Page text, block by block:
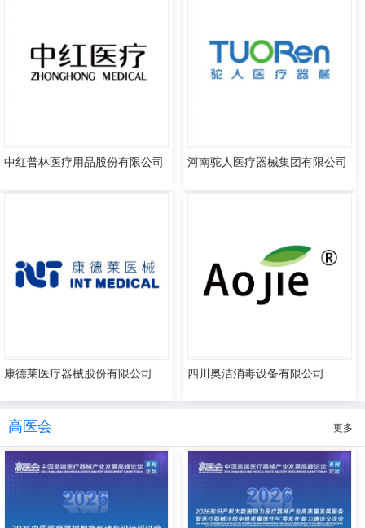
中红普林医疗用品股份有限公司 河南驼人医疗器械集团有限公司
康德莱医疗器械股份有限公司 四川奥洁消毒设备有限公司
高医会 更多